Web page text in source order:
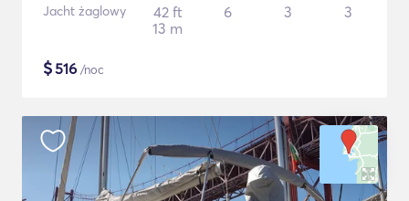
Jacht żaglowy
42 ft
13 m
6 3 3
$516 /noc